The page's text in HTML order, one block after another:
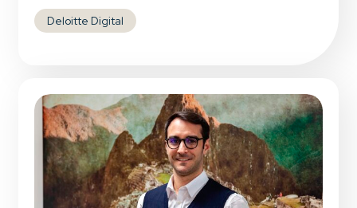
Deloitte Digital